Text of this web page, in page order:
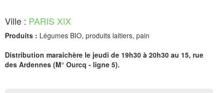
Ville : PARIS XIX
Produits : Légumes BIO, produits laitiers, pain
Distribution maraîchère le jeudi de 19h30 à 20h30 au 15, rue
des Ardennes (M° Ourcq - ligne 5).